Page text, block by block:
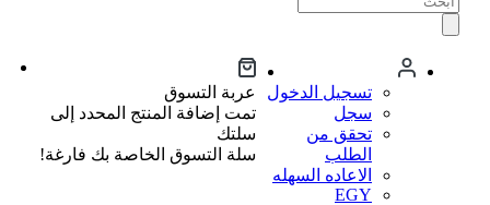
تسجيل الدخول
سجل
تحقق من
الطلب
الاعاده السهله
EGY
عربة التسوق
تمت إضافة المنتج المحدد إلى
سلتك
سلة التسوق الخاصة بك فارغة!